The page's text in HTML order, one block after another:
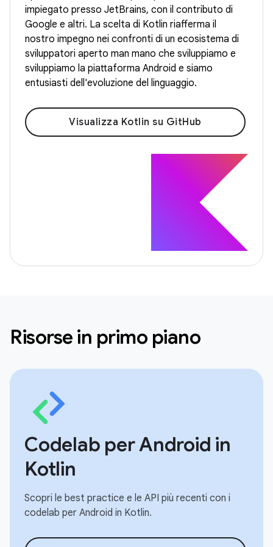
impiegato presso JetBrains, con il contributo di
Google e altri. La scelta di Kotlin riafferma il
nostro impegno nei confronti di un ecosistema di
sviluppatori aperto man mano che sviluppiamo e
sviluppiamo la piattaforma Android e siamo
entusiasti dell'evoluzione del linguaggio.
Visualizza Kotlin su GitHub
Risorse in primo piano
Codelab per Android in
Kotlin
Scopri le best practice e le API più recenti con i
codelab per Android in Kotlin.